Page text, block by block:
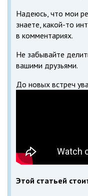
Надеюсь, что мои
знаете, какой-то
в комментариях.
Не забывайте
вашими друзьями.
До новых встреч
Этой статьей